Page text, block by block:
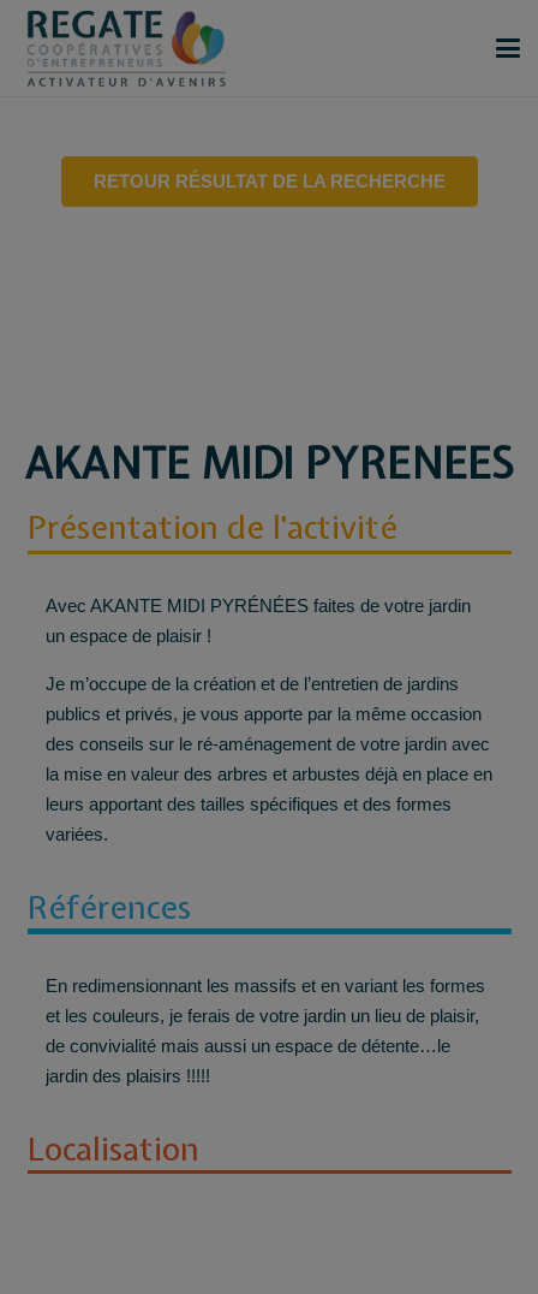
RETOUR RÉSULTAT DE LA RECHERCHE
AKANTE MIDI PYRENEES
Présentation de l'activité
Avec AKANTE MIDI PYRÉNÉES faites de votre jardin
un espace de plaisir !
Je m’occupe de la création et de l’entretien de jardins
publics et privés, je vous apporte par la même occasion
des conseils sur le ré-aménagement de votre jardin avec
la mise en valeur des arbres et arbustes déjà en place en
leurs apportant des tailles spécifiques et des formes
variées.
Références
En redimensionnant les massifs et en variant les formes
et les couleurs, je ferais de votre jardin un lieu de plaisir,
de convivialité mais aussi un espace de détente…le
jardin des plaisirs !!!!!
Localisation